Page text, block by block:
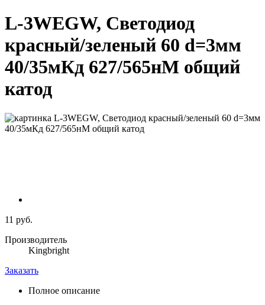
L-3WEGW, Светодиод
красный/зеленый 60 d=3мм
40/35мКд 627/565нМ общий
катод
11 руб.
Производитель
Kingbright
Заказать
Полное описание